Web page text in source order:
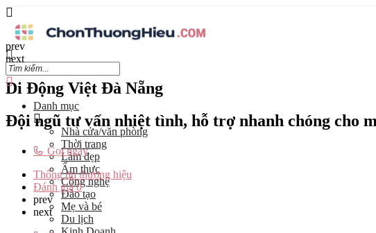
Danh mục
Nhà cửa/văn phòng
Thời trang
Làm đẹp
Ẩm thực
Công nghệ
Đào tạo
Mẹ và bé
Du lịch
prev
next
Di Động Việt Đà Nẵng
Đội ngũ tư vấn nhiệt tình, hỗ trợ nhanh chóng cho
Gọi ngay
Thông tin thương hiệu
Đánh giá0
prev
next